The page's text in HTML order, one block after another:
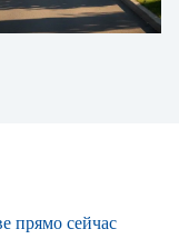
прямо сейчас